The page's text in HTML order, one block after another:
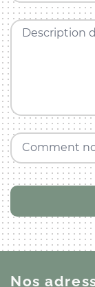
Description
Comment
Nos